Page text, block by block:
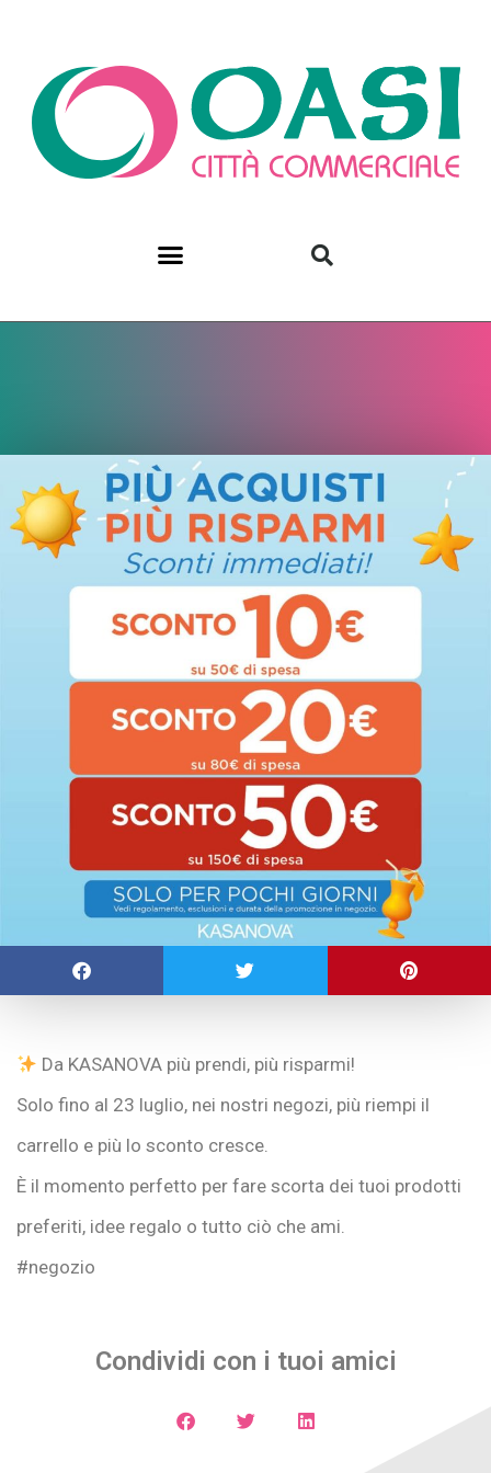
Da KASANOVA più prendi, più risparmi!
Solo fino al 23 luglio, nei nostri negozi, più riempi il
carrello e più lo sconto cresce.
È il momento perfetto per fare scorta dei tuoi prodotti
preferiti, idee regalo o tutto ciò che ami.
#negozio
Condividi con i tuoi amici